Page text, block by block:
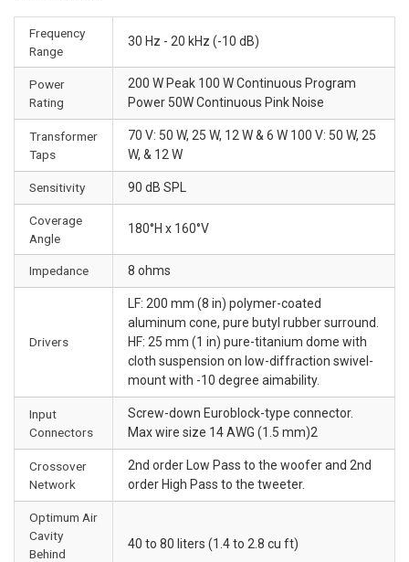
Frequency
Range
30 Hz - 20 kHz (-10 dB)
Power
Rating
200 W Peak 100 W Continuous Program
Power 50W Continuous Pink Noise
Transformer
Taps
70 V: 50 W, 25 W, 12 W & 6 W 100 V: 50 W, 25
W, & 12 W
Sensitivity 90 dB SPL
Coverage
Angle
180°H x 160°V
Impedance 8 ohms
Drivers
LF: 200 mm (8 in) polymer-coated
aluminum cone, pure butyl rubber surround.
HF: 25 mm (1 in) pure-titanium dome with
cloth suspension on low-diffraction swivel-
mount with -10 degree aimability.
Input
Connectors
Screw-down Euroblock-type connector.
Max wire size 14 AWG (1.5 mm)2
Crossover
Network
2nd order Low Pass to the woofer and 2nd
order High Pass to the tweeter.
Optimum Air
Cavity
Behind
40 to 80 liters (1.4 to 2.8 cu ft)